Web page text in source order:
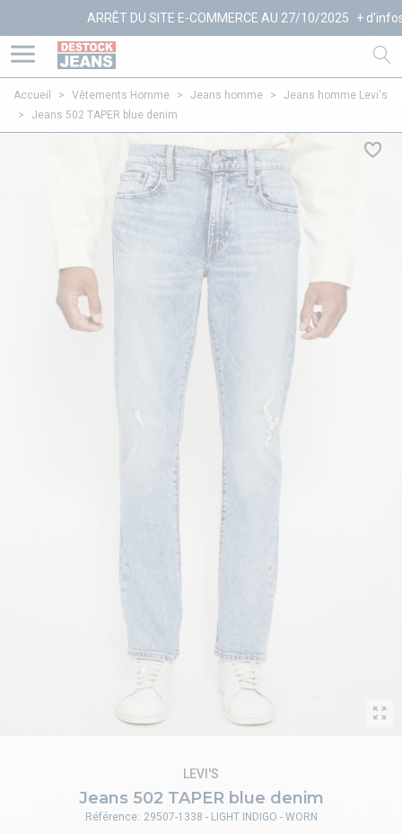
ARRÊT DU SITE E-COMMERCE AU 27/10/2025 + d'infos
Accueil > Vêtements Homme > Jeans homme >
Jeans homme Levi's
>
Jeans 502 TAPER blue denim
Jeans 502 TAPER blue denim
LEVI'S
Référence: 29507-1338 - LIGHT INDIGO - WORN